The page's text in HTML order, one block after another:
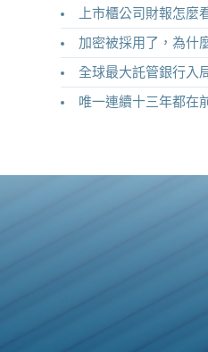
上市櫃公司財報怎麼
加密被採用了，為什麼幣價沒
全球最大託管銀行入局！
唯一連續十三年都在前十名的